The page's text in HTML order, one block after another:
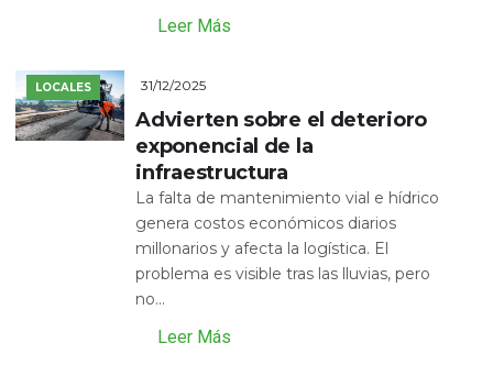
Leer Más
LOCALES 31/12/2025
Advierten sobre el deterioro
exponencial de la
infraestructura
La falta de mantenimiento vial e hídrico
genera costos económicos diarios
millonarios y afecta la logística. El
problema es visible tras las lluvias, pero
no...
Leer Más